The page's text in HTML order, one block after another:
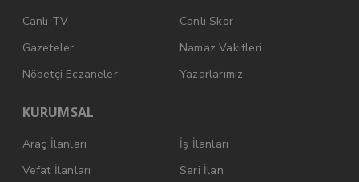
Canlı TV
Canlı Skor
Gazeteler
Namaz Vakitleri
Nöbetçi Eczaneler
Yazarlarımız
KURUMSAL
Araç İlanları
İş İlanları
Vefat İlanları
Seri İlan